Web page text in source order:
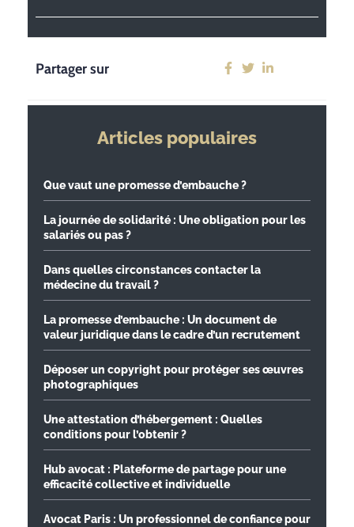
Partager sur
Articles populaires
Que vaut une promesse d’embauche ?
La journée de solidarité : Une obligation pour les
salariés ou pas ?
Dans quelles circonstances contacter la
médecine du travail ?
La promesse d’embauche : Un document de
valeur juridique dans le cadre d’un recrutement
Déposer un copyright pour protéger ses œuvres
photographiques
Une attestation d’hébergement : Quelles
conditions pour l’obtenir ?
Hub avocat : Plateforme de partage pour une
efficacité collective et individuelle
Avocat Paris : Un professionnel de confiance pour